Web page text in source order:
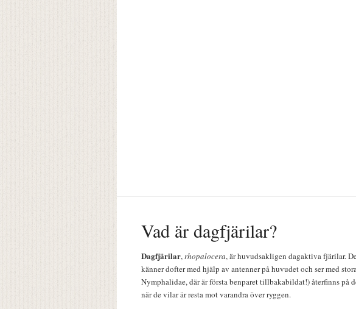
Vad är dagfjärilar?
Dagfjärilar,rhopalocera, är huvudsakligen dagaktiva fjärilar.
känner dofter med hjälp av antenner på huvudet och ser med
Nymphalidae, där är första benparet tillbakabildat!) återfinns på
när de vilar är resta mot varandra över ryggen.